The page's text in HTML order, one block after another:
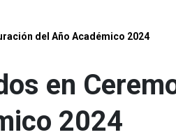
del Año Académico 2024
en
2024